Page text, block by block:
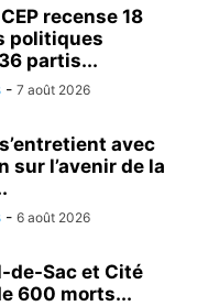
recense 18
politiques
partis...
- 7 août 2026
avec
sur l’avenir de la
- 6 août 2026
de-Sac et Cité
600 morts...